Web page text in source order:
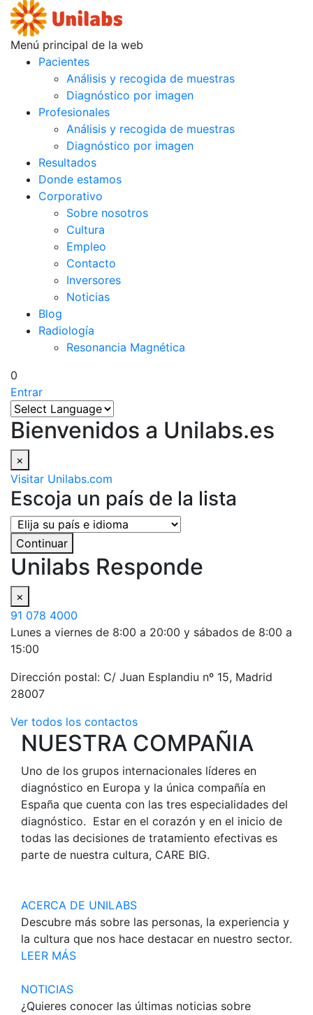
Menú principal de la web
Pacientes
Análisis y recogida de muestras
Diagnóstico por imagen
Profesionales
Análisis y recogida de muestras
Diagnóstico por imagen
Resultados
Donde estamos
Corporativo
Sobre nosotros
Cultura
Empleo
Contacto
Inversores
Noticias
Blog
Radiología
Resonancia Magnética
0
Entrar
Bienvenidos a Unilabs.es
×
Visitar Unilabs.com
Escoja un país de la lista
Continuar
Unilabs Responde
×
91 078 4000
Lunes a viernes de 8:00 a 20:00 y sábados de 8:00 a
15:00
Dirección postal: C/ Juan Esplandiu nº 15, Madrid
28007
Ver todos los contactos
NUESTRA COMPAÑIA
Uno de los grupos internacionales líderes en
diagnóstico en Europa y la única compañía en
España que cuenta con las tres especialidades del
diagnóstico. Estar en el corazón y en el inicio de
todas las decisiones de tratamiento efectivas es
parte de nuestra cultura, CARE BIG.
ACERCA DE UNILABS
Descubre más sobre las personas, la experiencia y
la cultura que nos hace destacar en nuestro sector.
LEER MÁS
NOTICIAS
¿Quieres conocer las últimas noticias sobre